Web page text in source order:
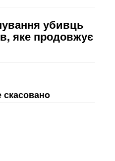
убивць
яке продовжує
скасованo